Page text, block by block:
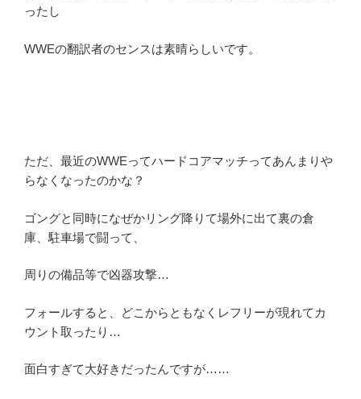
ったし
WWEの翻訳者のセンスは素晴らしいです。
ただ、最近のWWEってハードコアマッチってあんまりや
らなくなったのかな？
ゴングと同時になぜかリング降りて場外に出て裏の倉
庫、駐車場で闘って、
周りの備品等で凶器攻撃…
フォールすると、どこからともなくレフリーが現れてカ
ウント取ったり…
面白すぎて大好きだったんですが……